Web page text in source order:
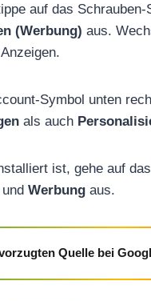
auf das Schrauben-
(Werbung) aus.
Symbol unten
als auch
ist, gehe auf
und Werbung aus.
Quelle bei